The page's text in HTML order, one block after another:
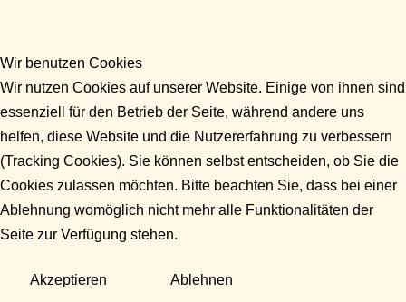
Wir benutzen Cookies
Wir nutzen Cookies auf unserer Website. Einige von ihnen sind
essenziell für den Betrieb der Seite, während andere uns
helfen, diese Website und die Nutzererfahrung zu verbessern
(Tracking Cookies). Sie können selbst entscheiden, ob Sie die
Cookies zulassen möchten. Bitte beachten Sie, dass bei einer
Ablehnung womöglich nicht mehr alle Funktionalitäten der
Seite zur Verfügung stehen.
Akzeptieren Ablehnen